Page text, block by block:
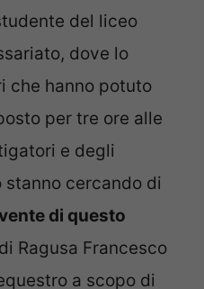
del liceo
dove lo
che hanno potuto
per tre ore alle
e degli
cercando di
di questo
Ragusa Francesco
a scopo di